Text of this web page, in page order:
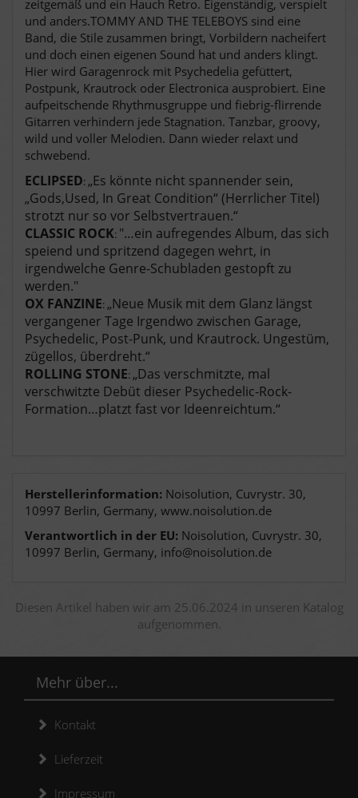
zeitgemäß und ein Hauch Retro. Eigenständig, verspielt
und anders.TOMMY AND THE TELEBOYS sind eine
Band, die Stile zusammen bringt, Vorbildern nacheifert
und doch einen eigenen Sound hat und anders klingt.
Hier wird Garagenrock mit Psychedelia gefüttert,
Postpunk, Krautrock oder Electronica ausprobiert. Eine
aufpeitschende Rhythmusgruppe und fiebrig-flirrende
Gitarren verhindern jede Stagnation. Tanzbar, groovy,
wild und voller Melodien. Dann wieder relaxt und
schwebend.
ECLIPSED: „Es könnte nicht spannender sein,
„Gods,Used, In Great Condition“ (Herrlicher Titel)
strotzt nur so vor Selbstvertrauen.“
CLASSIC ROCK: "…ein aufregendes Album, das sich
speiend und spritzend dagegen wehrt, in
irgendwelche Genre-Schubladen gestopft zu
werden."
OX FANZINE: „Neue Musik mit dem Glanz längst
vergangener Tage Irgendwo zwischen Garage,
Psychedelic, Post-Punk, und Krautrock. Ungestüm,
zügellos, überdreht.“
ROLLING STONE: „Das verschmitzte, mal
verschwitzte Debüt dieser Psychedelic-Rock-
Formation…platzt fast vor Ideenreichtum.“
Herstellerinformation: Noisolution, Cuvrystr. 30,
10997 Berlin, Germany, www.noisolution.de
Verantwortlich in der EU: Noisolution, Cuvrystr. 30,
10997 Berlin, Germany, info@noisolution.de
Diesen Artikel haben wir am 25.06.2024 in unseren Katalog
aufgenommen.
Mehr über...
Kontakt
Lieferzeit
Impressum